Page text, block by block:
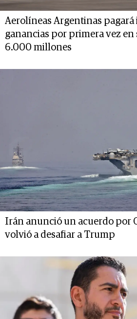
Aerolíneas Argentinas pagará
ganancias por primera vez en
6.000 millones
Irán anunció un acuerdo por
volvió a desafiar a Trump